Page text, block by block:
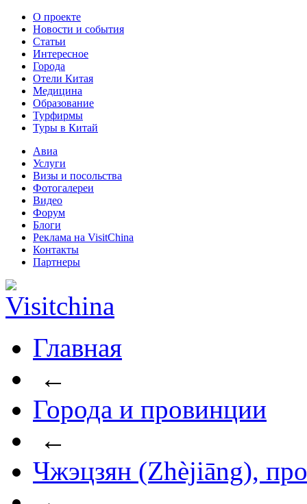
О проекте
Новости и события
Статьи
Интересное
Города
Отели Китая
Медицина
Образование
Турфирмы
Туры в Китай
Авиа
Услуги
Визы и посольства
Фотогалереи
Видео
Форум
Блоги
Реклама на VisitChina
Контакты
Партнеры
Главная
←
Города и провинции
←
Чжэцзян (Zhèjiāng),